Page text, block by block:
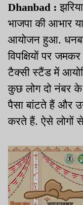
Dhanbad :
भाजपा की आभार
आयोजन हुआ.
विपक्षियों पर
टैक्सी स्टैंड में
कुछ लोग दो नंबर के
पैसा बांटते हैं और
करते हैं. ऐसे लोगों